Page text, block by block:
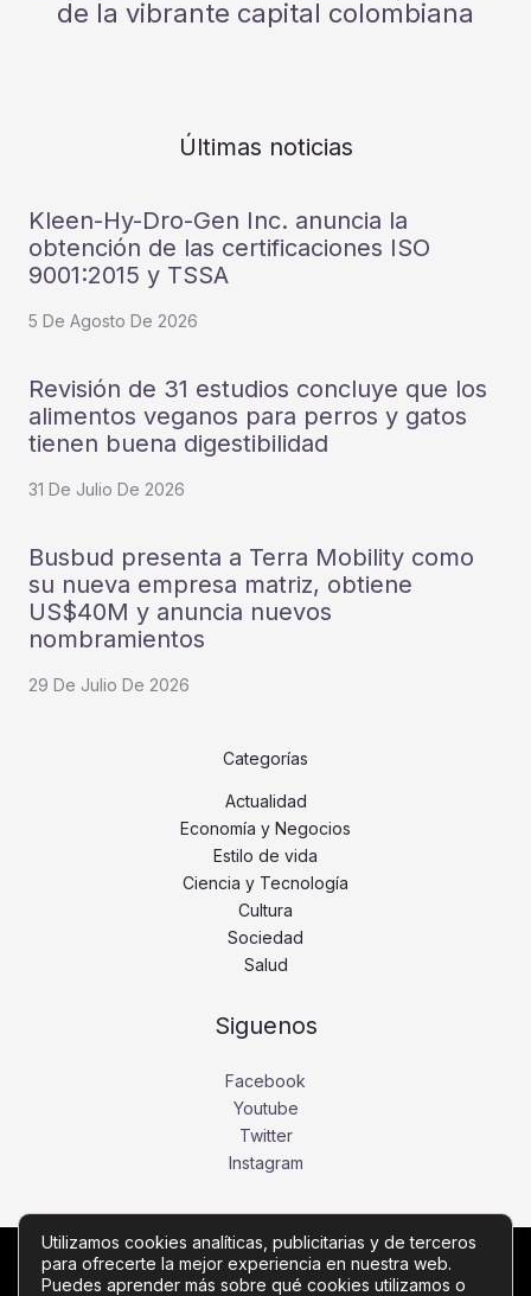
de la vibrante capital colombiana
Últimas noticias
Kleen-Hy-Dro-Gen Inc. anuncia la
obtención de las certificaciones ISO
9001:2015 y TSSA
5 De Agosto De 2026
Revisión de 31 estudios concluye que los
alimentos veganos para perros y gatos
tienen buena digestibilidad
31 De Julio De 2026
Busbud presenta a Terra Mobility como
su nueva empresa matriz, obtiene
US$40M y anuncia nuevos
nombramientos
29 De Julio De 2026
Categorías
Actualidad
Economía y Negocios
Estilo de vida
Ciencia y Tecnología
Cultura
Sociedad
Salud
Siguenos
Facebook
Youtube
Twitter
Instagram
Copyright © Todos los derechos reservados -
Utilizamos cookies analíticas, publicitarias y de terceros
para ofrecerte la mejor experiencia en nuestra web.
Puedes aprender más sobre qué cookies utilizamos o